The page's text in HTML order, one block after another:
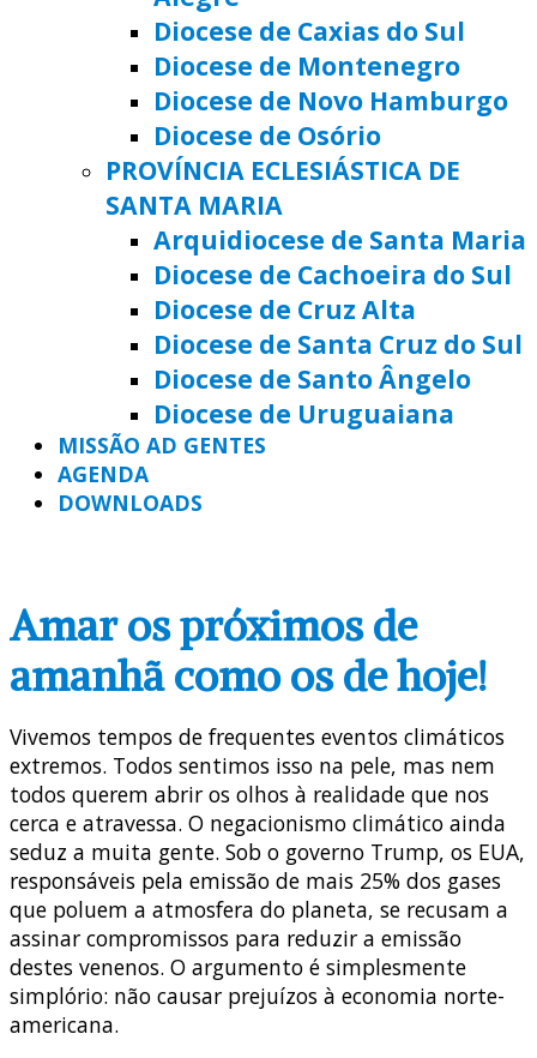
Diocese de Caxias do Sul
Diocese de Montenegro
Diocese de Novo Hamburgo
Diocese de Osório
PROVÍNCIA ECLESIÁSTICA DE
SANTA MARIA
Arquidiocese de Santa Maria
Diocese de Cachoeira do Sul
Diocese de Cruz Alta
Diocese de Santa Cruz do Sul
Diocese de Santo Ângelo
Diocese de Uruguaiana
MISSÃO AD GENTES
AGENDA
DOWNLOADS
Amar os próximos de
amanhã como os de hoje!
Vivemos tempos de frequentes eventos climáticos
extremos. Todos sentimos isso na pele, mas nem
todos querem abrir os olhos à realidade que nos
cerca e atravessa. O negacionismo climático ainda
seduz a muita gente. Sob o governo Trump, os EUA,
responsáveis pela emissão de mais 25% dos gases
que poluem a atmosfera do planeta, se recusam a
assinar compromissos para reduzir a emissão
destes venenos. O argumento é simplesmente
simplório: não causar prejuízos à economia norte-
americana.